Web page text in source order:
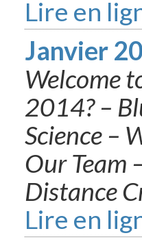
Lire en
Janvier
Welcome
2014? –
Science –
Our Team
Distance
Lire en